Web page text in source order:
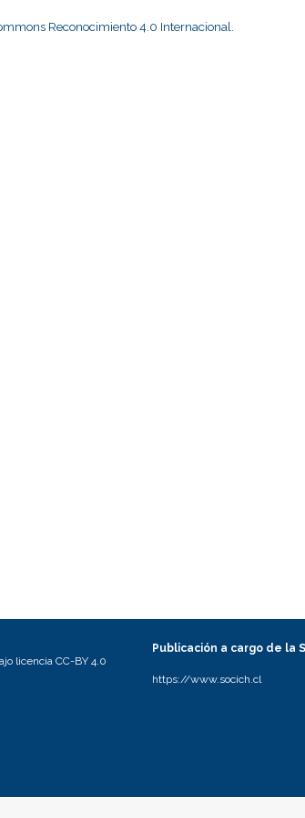
Reconocimiento 4.0 Internacional
licencia CC-BY 4.0
Publicación a cargo de la
https://www.socich.cl